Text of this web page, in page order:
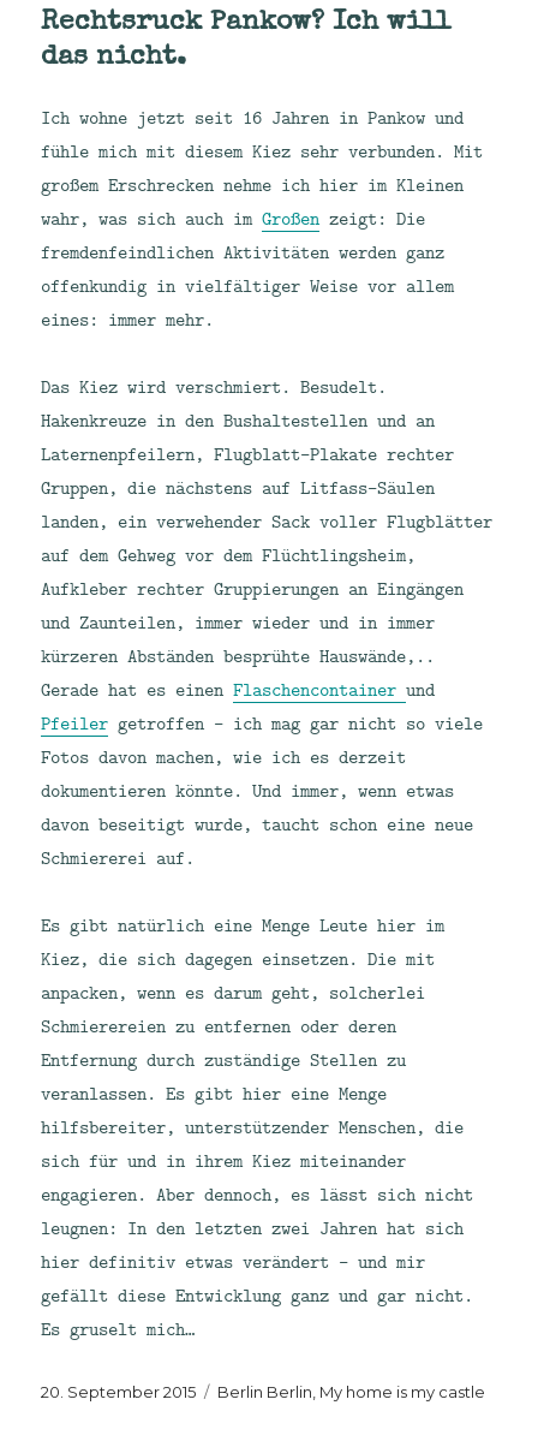
Rechtsruck Pankow? Ich will
das nicht.
Ich wohne jetzt seit 16 Jahren in Pankow und
fühle mich mit diesem Kiez sehr verbunden. Mit
großem Erschrecken nehme ich hier im Kleinen
wahr, was sich auch imGroßen zeigt: Die
fremdenfeindlichen Aktivitäten werden ganz
offenkundig in vielfältiger Weise vor allem
eines: immer mehr.
Das Kiez wird verschmiert. Besudelt.
Hakenkreuze in den Bushaltestellen und an
Laternenpfeilern, Flugblatt-Plakate rechter
Gruppen, die nächstens auf Litfass-Säulen
landen, ein verwehender Sack voller Flugblätter
auf dem Gehweg vor dem Flüchtlingsheim,
Aufkleber rechter Gruppierungen an Eingängen
und Zaunteilen, immer wieder und in immer
kürzeren Abständen besprühte Hauswände,..
Gerade hat es einenFlaschencontainerund
Pfeiler getroffen – ich mag gar nicht so viele
Fotos davon machen, wie ich es derzeit
dokumentieren könnte. Und immer, wenn etwas
davon beseitigt wurde, taucht schon eine neue
Schmiererei auf.
Es gibt natürlich eine Menge Leute hier im
Kiez, die sich dagegen einsetzen. Die mit
anpacken, wenn es darum geht, solcherlei
Schmierereien zu entfernen oder deren
Entfernung durch zuständige Stellen zu
veranlassen. Es gibt hier eine Menge
hilfsbereiter, unterstützender Menschen, die
sich für und in ihrem Kiez miteinander
engagieren. Aber dennoch, es lässt sich nicht
leugnen: In den letzten zwei Jahren hat sich
hier definitiv etwas verändert – und mir
gefällt diese Entwicklung ganz und gar nicht.
Es gruselt mich…
Veröffentlicht
20. September 2015 Kategorien
Berlin Berlin My home is my castle